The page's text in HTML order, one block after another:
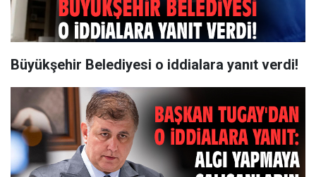
Büyükşehir Belediyesi o iddialara yanıt verdi!